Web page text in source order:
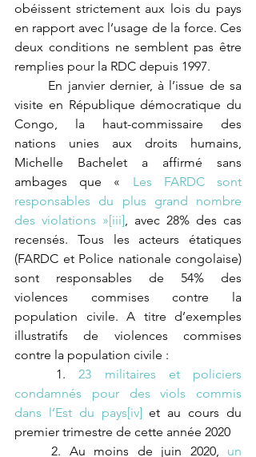
obéissent strictement aux lois du pays
en rapport avec l’usage de la force. Ces
deux conditions ne semblent pas être
remplies pour la RDC depuis 1997.
visite en République démocratique du
Congo, la haut-commissaire des
nations unies aux droits humains,
Michelle Bachelet a affirmé sans
ambages que « Les FARDC sont
responsables du plus grand nombre
des violations »[iii], avec 28% des cas
recensés. Tous les acteurs étatiques
(FARDC et Police nationale congolaise)
sont responsables de 54% des
violences commises contre la
population civile. A titre d’exemples
illustratifs de violences commises
contre la population civile :
	1.
23 militaires et policiers
condamnés pour des viols commis
dans l’Est du pays[iv] et au cours du
premier trimestre de cette année 2020
	2. Au moins de juin 2020,
un